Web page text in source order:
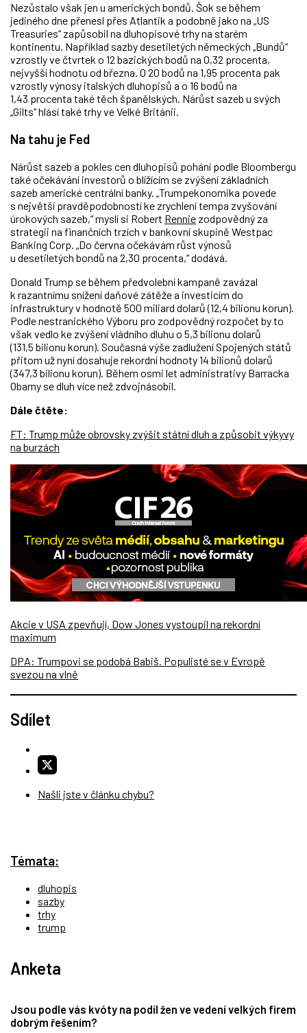
Nezůstalo však jen u amerických bondů. Šok se během
jediného dne přenesl přes Atlantik a podobně jako na „US
Treasuries“ zapůsobil na dluhopisové trhy na starém
kontinentu. Například sazby desetiletých německých „Bundů“
vzrostly ve čtvrtek o 12 bazických bodů na 0,32 procenta,
nejvyšší hodnotu od března. O 20 bodů na 1,95 procenta pak
vzrostly výnosy italských dluhopisů a o 16 bodů na
1,43 procenta také těch španělských. Nárůst sazeb u svých
„Gilts“ hlásí také trhy ve Velké Británii.
Na tahu je Fed
Nárůst sazeb a pokles cen dluhopisů pohání podle Bloombergu
také očekávání investorů o blížícím se zvýšení základních
sazeb americké centrální banky. „Trumpekonomika povede
s největší pravděpodobností ke zrychlení tempa zvyšování
úrokových sazeb,“ myslí si Robert Rennie zodpovědný za
strategii na finančních trzích v bankovní skupině Westpac
Banking Corp. „Do června očekávám růst výnosů
u desetiletých bondů na 2,30 procenta,“ dodává.
Donald Trump se během předvolební kampaně zavázal
k razantnímu snížení daňové zátěže a investicím do
infrastruktury v hodnotě 500 miliard dolarů (12,4 bilionu korun).
Podle nestranického Výboru pro zodpovědný rozpočet by to
však vedlo ke zvýšení vládního dluhu o 5,3 bilionu dolarů
(131,5 bilionu korun). Současná výše zadlužení Spojených států
přitom už nyní dosahuje rekordní hodnoty 14 bilionů dolarů
(347,3 bilionu korun). Během osmi let administrativy Barracka
Obamy se dluh více než zdvojnásobil.
Dále čtěte:
FT: Trump může obrovsky zvýšit státní dluh a způsobit výkyvy
na burzách
Akcie v USA zpevňují, Dow Jones vystoupil na rekordní
maximum
DPA: Trumpovi se podobá Babiš. Populisté se v Evropě
svezou na vlně
Sdílet
Našli jste v článku chybu?
Témata:
dluhopis
sazby
trhy
trump
Anketa
Jsou podle vás kvóty na podíl žen ve vedení velkých firem
dobrým řešením?